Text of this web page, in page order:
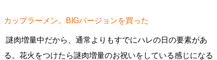
カップラーメン。BIGバージョンを買った
謎肉増量中だから、通常よりもすでにハレの日の要素があ
る。花火をつけたら謎肉増量のお祝いをしている感じになる